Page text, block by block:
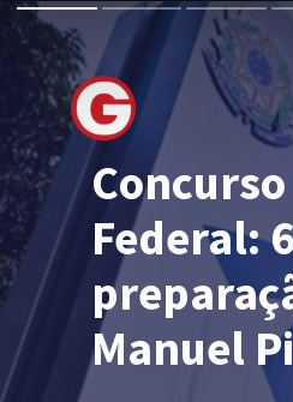
Federal:
Manuel